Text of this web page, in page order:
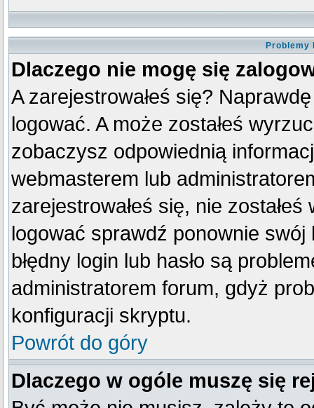
Problemy
Dlaczego nie mogę się
A zarejestrowałeś się?
logować. A może zostałeś
zobaczysz odpowiednią
webmasterem lub
zarejestrowałeś się, nie
logować sprawdź ponownie swój
błędny login lub hasło są
administratorem forum, gdyż
konfiguracji skryptu.
Powrót do góry
Dlaczego w ogóle muszę się